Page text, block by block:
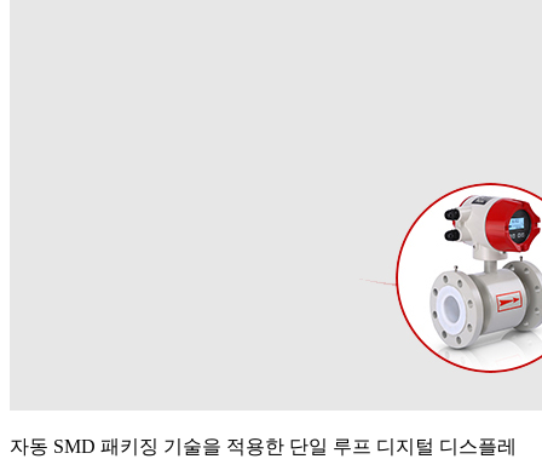
자동 SMD 패키징 기술을 적용한 단일 루프 디지털 디스플레